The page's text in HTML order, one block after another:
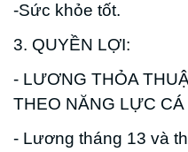
-Sức khỏe tốt.
3. QUYỀN LỢI:
- LƯƠNG THỎA
THEO NĂNG LỰC CÁ
- Lương tháng 13 và